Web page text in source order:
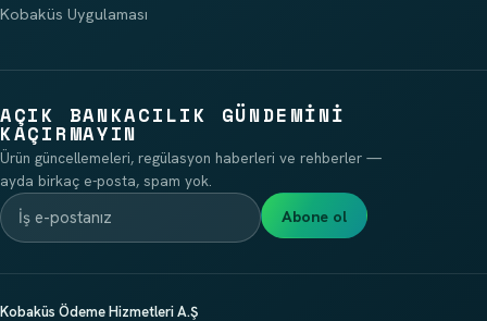
Kobaküs Uygulaması
AÇIK BANKACILIK GÜNDEMINI
KAÇIRMAYIN
Ürün güncellemeleri, regülasyon haberleri ve rehberler —
ayda birkaç e-posta, spam yok.
Abone ol
Kobaküs Ödeme Hizmetleri A.Ş